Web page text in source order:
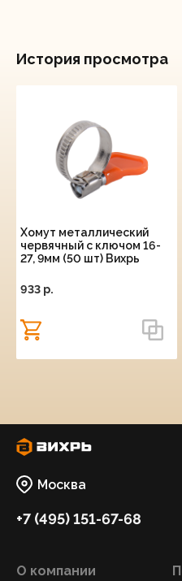
История просмотра
Хомут металлический
червячный с ключом 16-
27, 9мм (50 шт) Вихрь
933 p.
Москва
+7 (495) 151-67-68
О компании